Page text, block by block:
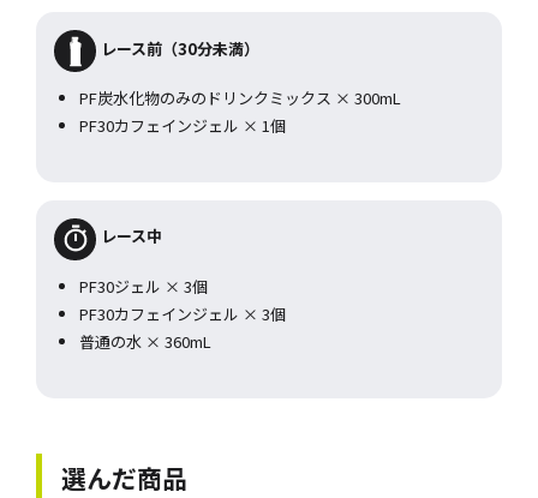
レース前（30分未満）
PF炭水化物のみのドリンクミックス × 300mL
PF30カフェインジェル × 1個
レース中
PF30ジェル × 3個
PF30カフェインジェル × 3個
普通の水 × 360mL
選んだ商品